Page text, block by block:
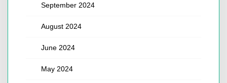
September 2024
August 2024
June 2024
May 2024